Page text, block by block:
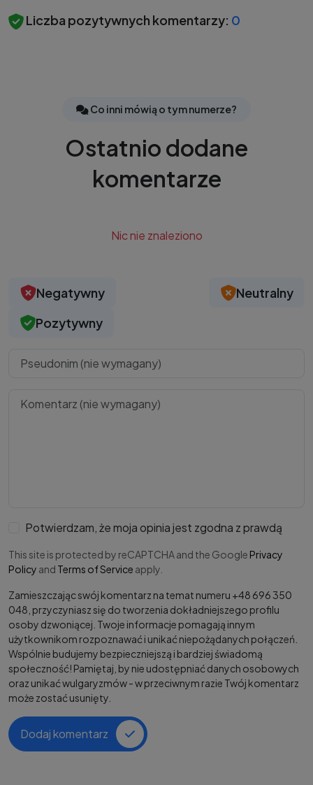
Liczba pozytywnych komentarzy: 0
Co inni mówią o tym numerze?
Ostatnio dodane
komentarze
Nic nie znaleziono
Negatywny
Neutralny
Pozytywny
Potwierdzam, że moja opinia jest zgodna z prawdą
This site is protected by reCAPTCHA and the Google Privacy
Policy and Terms of Service apply.
Zamieszczając swój komentarz na temat numeru +48 696 350
048, przyczyniasz się do tworzenia dokładniejszego profilu
osoby dzwoniącej. Twoje informacje pomagają innym
użytkownikom rozpoznawać i unikać niepożądanych połączeń.
Wspólnie budujemy bezpieczniejszą i bardziej świadomą
społeczność! Pamiętaj, by nie udostępniać danych osobowych
oraz unikać wulgaryzmów - w przeciwnym razie Twój komentarz
może zostać usunięty.
Dodaj komentarz